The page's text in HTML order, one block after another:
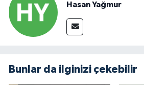
Hasan Yağmur
Bunlar da ilginizi çekebilir